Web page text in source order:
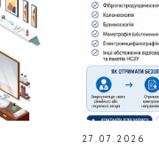
27.07.2026